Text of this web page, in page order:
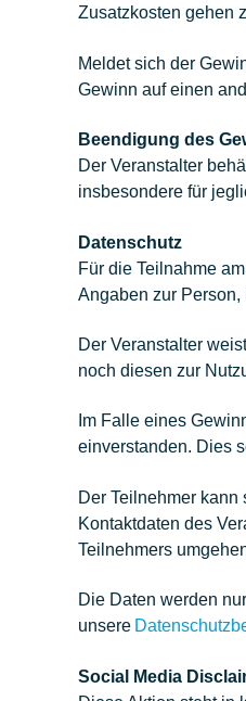
Zusatzkosten gehen
Meldet sich der
Gewinn auf einen
Beendigung des
Der Veranstalter
insbesondere für
Datenschutz
Für die Teilnahme
Angaben zur
Der Veranstalter
noch diesen zur
Im Falle eines
einverstanden. Dies
Der Teilnehmer
Kontaktdaten des
Teilnehmers
Die Daten werden
unsere
Social Media